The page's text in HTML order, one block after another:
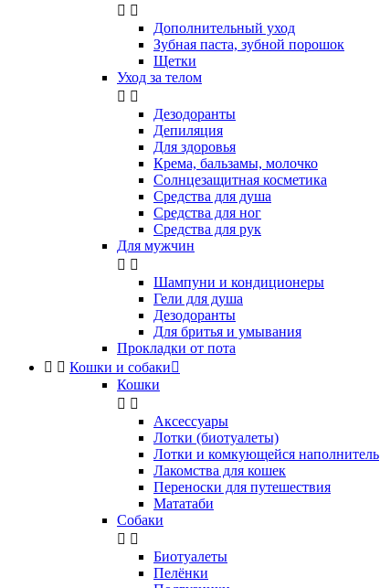
 
Дополнительный уход
Зубная паста, зубной порошок
Щетки
Уход за телом
 
Дезодоранты
Депиляция
Для здоровья
Крема, бальзамы, молочко
Солнцезащитная косметика
Средства для душа
Средства для ног
Средства для рук
Для мужчин
 
Шампуни и кондиционеры
Гели для душа
Дезодоранты
Для бритья и умывания
Прокладки от пота
  Кошки и собаки
Кошки
 
Аксессуары
Лотки (биотуалеты)
Лотки и комкующейся наполнитель
Лакомства для кошек
Переноски для путешествия
Мататаби
Собаки
 
Биотуалеты
Пелёнки